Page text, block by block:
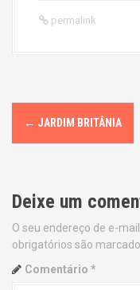
permalink
P
o
t
n
a
← JARDIM BRITÂNIA
Deixe um
O seu endereço de e-
obrigatórios são
Comentário *